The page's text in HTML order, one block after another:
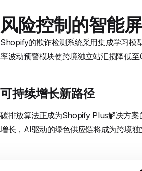
风险控制的智能
Shopify的欺诈检测系统采用集成学习模
率波动预警模块使跨境独立站汇损降低至
可持续增长新路径
碳排放算法正成为Shopify Plus解决方案
增长，AI驱动的绿色供应链将成为跨境独